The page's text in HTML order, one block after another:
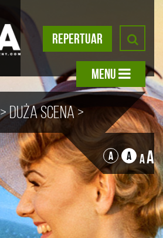
REPERTUAR
MENU
>Duża scena>
A A AA